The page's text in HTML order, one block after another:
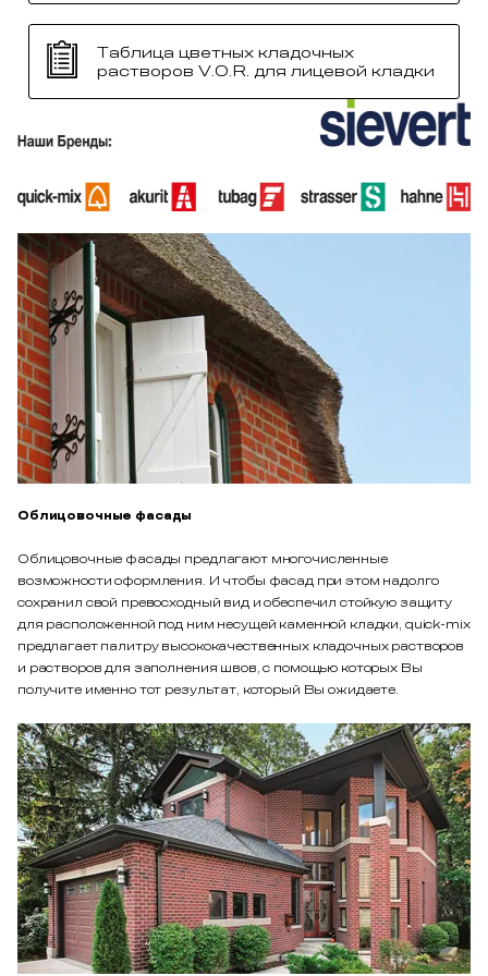
Таблица цветных кладочных
растворов V.O.R. для лицевой кладки
Облицовочные фасады
Облицовочные фасады предлагают многочисленные
возможности оформления. И чтобы фасад при этом надолго
сохранил свой превосходный вид и обеспечил стойкую защиту
для расположенной под ним несущей каменной кладки, quick-mix
предлагает палитру высококачественных кладочных растворов
и растворов для заполнения швов, с помощью которых Вы
получите именно тот результат, который Вы ожидаете.